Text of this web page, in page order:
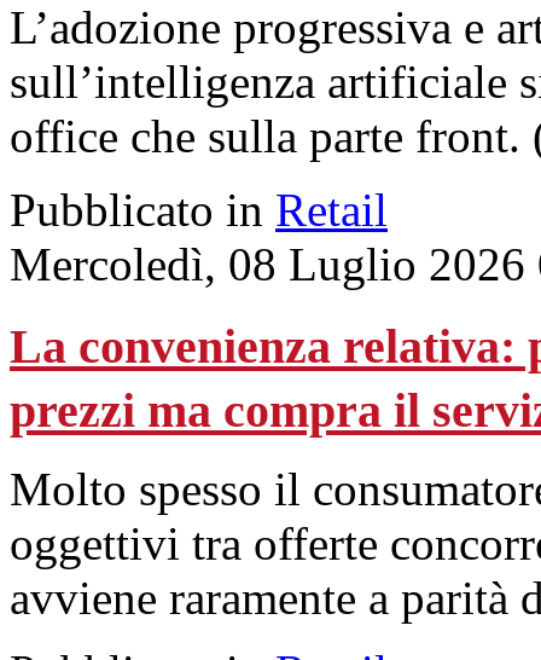
L’adozione progressiva e
sull’intelligenza artificiale
office che sulla parte
Pubblicato in Retail
Mercoledì, 08 Luglio 2026
La convenienza relativa:
prezzi ma compra il
Molto spesso il
oggettivi tra offerte
avviene raramente a parità